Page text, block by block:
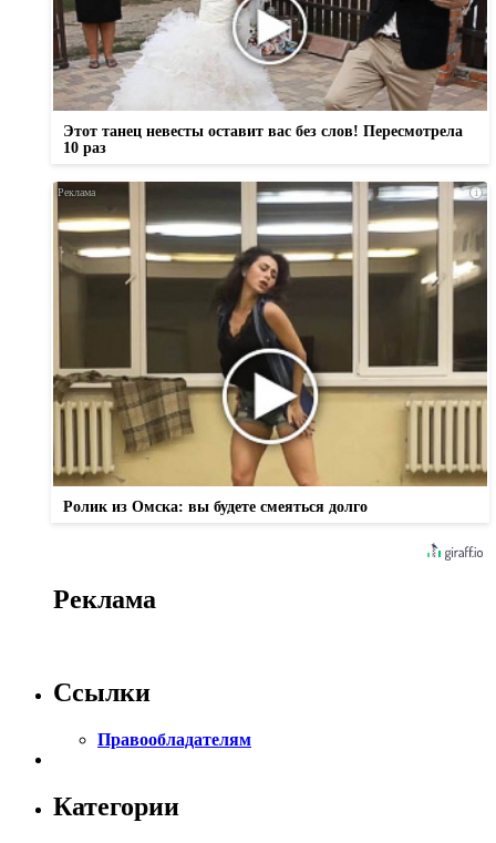
Этот танец невесты оставит вас без слов! Пересмотрела
10 раз
i
Ролик из Омска: вы будете смеяться долго
Реклама
Ссылки
Правообладателям
Категории